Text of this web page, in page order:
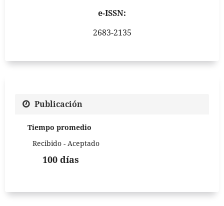
e-ISSN:
2683-2135
Publicación
Tiempo promedio
Recibido - Aceptado
100 días